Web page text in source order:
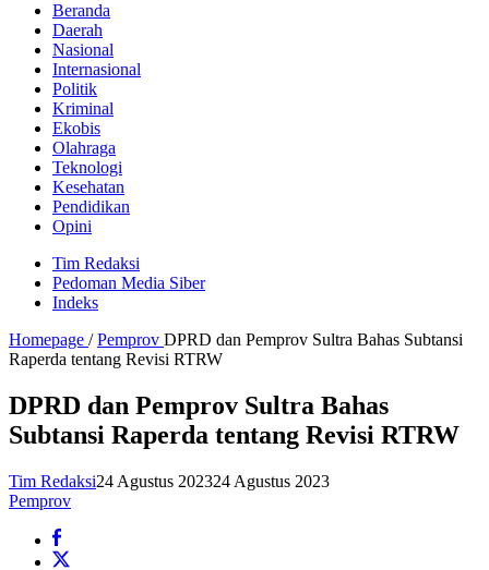
Beranda
Daerah
Nasional
Internasional
Politik
Kriminal
Ekobis
Olahraga
Teknologi
Kesehatan
Pendidikan
Opini
Tim Redaksi
Pedoman Media Siber
Indeks
Homepage / Pemprov DPRD dan Pemprov Sultra Bahas Subtansi
Raperda tentang Revisi RTRW
DPRD dan Pemprov Sultra Bahas
Subtansi Raperda tentang Revisi RTRW
Tim Redaksi24 Agustus 202324 Agustus 2023
Pemprov